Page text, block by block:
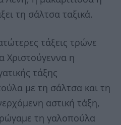
τη σάλτσα ταξικά.
τάξεις τρώνε
Χριστούγεννα η
τάξης
με τη σάλτσα και τη
αστική τάξη,
τη γαλοπούλα